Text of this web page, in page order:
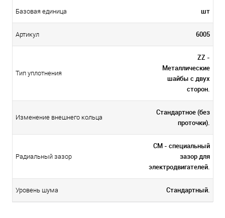
Базовая единица шт
Артикул 6005
Тип уплотнения
ZZ -
Металлические
шайбы с двух
сторон.
Изменение внешнего кольца
Стандартное (без
проточки).
Радиальный зазор
CM - специальный
зазор для
электродвигателей.
Уровень шума Стандартный.